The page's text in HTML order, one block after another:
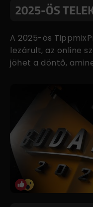
2025-ÖS
A 2025-ös
lezárult, az online
jöhet a döntő,